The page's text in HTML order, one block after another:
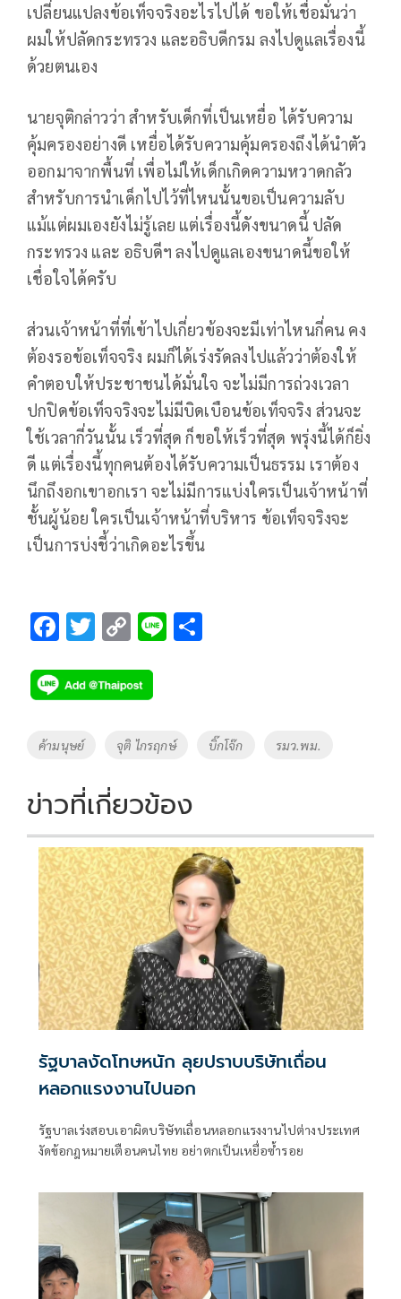
เปลี่ยนแปลงข้อเท็จจริงอะไรไปได้ ขอให้เชื่อมั่นว่า
ผมให้ปลัดกระทรวง และอธิบดีกรม ลงไปดูแลเรื่องนี้
ด้วยตนเอง
นายจุติกล่าวว่า สำหรับเด็กที่เป็นเหยื่อ ได้รับความ
คุ้มครองอย่างดี เหยื่อได้รับความคุ้มครองถึงได้นำตัว
ออกมาจากพื้นที่ เพื่อไม่ให้เด็กเกิดความหวาดกลัว
สำหรับการนำเด็กไปไว้ที่ไหนนั้นขอเป็นความลับ
แม้แต่ผมเองยังไม่รู้เลย แต่เรื่องนี้ดังขนาดนี้ ปลัด
กระทรวง และ อธิบดีฯ ลงไปดูแลเองขนาดนี้ขอให้
เชื่อใจได้ครับ
ส่วนเจ้าหน้าที่ที่เข้าไปเกี่ยวข้องจะมีเท่าไหนกี่คน คง
ต้องรอข้อเท็จจริง ผมก็ได้เร่งรัดลงไปแล้วว่าต้องให้
คำตอบให้ประชาชนได้มั่นใจ จะไม่มีการถ่วงเวลา
ปกปิดข้อเท็จจริงจะไม่มีบิดเบือนข้อเท็จจริง ส่วนจะ
ใช้เวลากี่วันนั้น เร็วที่สุด ก็ขอให้เร็วที่สุด พรุ่งนี้ได้ก็ยิ่ง
ดี แต่เรื่องนี้ทุกคนต้องได้รับความเป็นธรรม เราต้อง
นึกถึงอกเขาอกเรา จะไม่มีการแบ่งใครเป็นเจ้าหน้าที่
ชั้นผู้น้อย ใครเป็นเจ้าหน้าที่บริหาร ข้อเท็จจริงจะ
เป็นการบ่งชี้ว่าเกิดอะไรขึ้น
F
e
b
o
k
T
tt
er
C
p
y
Li
k
Li
Tags
ค้ามนุษย์ จุติ ไกรฤกษ์ บิ๊กโจ๊ก รมว.พม.
ข่าวที่เกี่ยวข้อง
รัฐบาลงัดโทษหนัก ลุยปราบบริษัทเถื่อน
หลอกแรงงานไปนอก
รัฐบาลเร่งสอบเอาผิดบริษัทเถื่อนหลอกแรงงานไปต่างประเทศ
งัดข้อกฎหมายเตือนคนไทย อย่าตกเป็นเหยื่อซ้ำรอย